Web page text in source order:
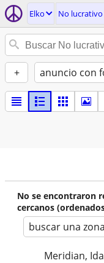
Elko No lucrativo
+ anuncio con
No se encontraron
cercanos
buscar una
Meridian,